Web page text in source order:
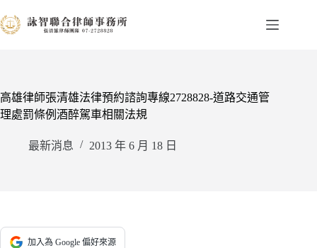
至
容
高雄律師張清雄法律預約諮詢專線2728828-道路交通管
理處罰條例酒醉駕車相關法規
最新消息 2013 年 6 月 18 日
加入為 Google 偏好來源